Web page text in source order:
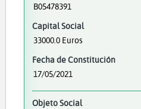
B05478391
Capital Social
33000.0 Euros
Fecha de Constitución
17/05/2021
Objeto Social